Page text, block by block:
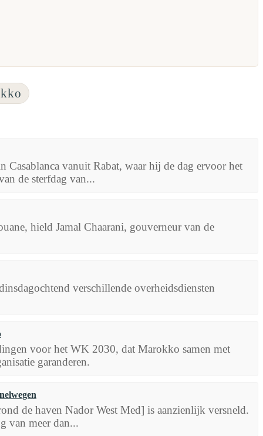
vanuit Rabat, waar hij de dag ervoor het
de sterfdag van...
hield Jamal Chaarani, gouverneur van de
verschillende overheidsdiensten
voor het WK 2030, dat Marokko samen met
garanderen.
de haven Nador West Med] is aanzienlijk versneld.
van meer dan...